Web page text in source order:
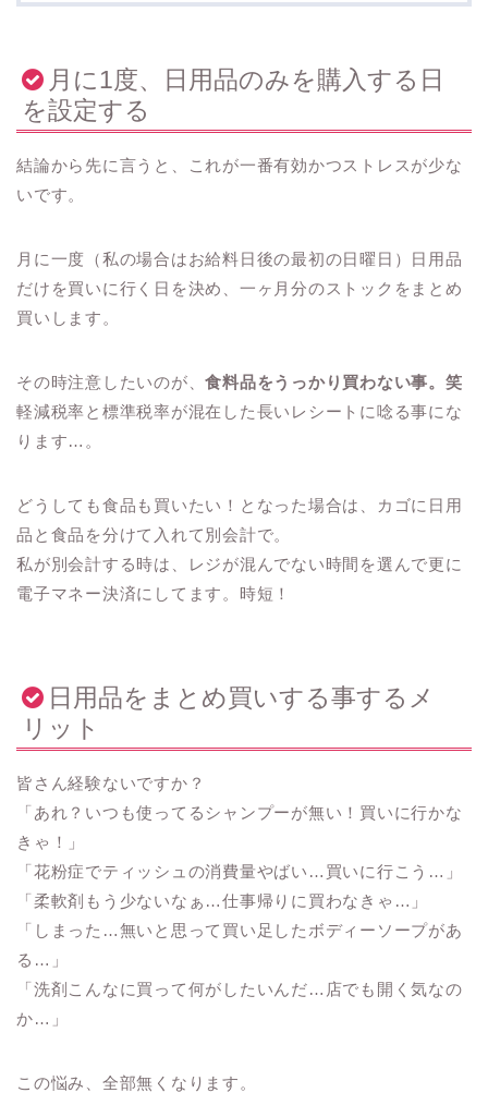
月に1度、日用品のみを購入する日
を設定する
結論から先に言うと、これが一番有効かつストレスが少な
いです。
月に一度（私の場合はお給料日後の最初の日曜日）日用品
だけを買いに行く日を決め、一ヶ月分のストックをまとめ
買いします。
その時注意したいのが、食料品をうっかり買わない事。笑
軽減税率と標準税率が混在した長いレシートに唸る事にな
ります…。
どうしても食品も買いたい！となった場合は、カゴに日用
品と食品を分けて入れて別会計で。
私が別会計する時は、レジが混んでない時間を選んで更に
電子マネー決済にしてます。時短！
日用品をまとめ買いする事するメ
リット
皆さん経験ないですか？
「あれ？いつも使ってるシャンプーが無い！買いに行かな
きゃ！」
「花粉症でティッシュの消費量やばい…買いに行こう…」
「柔軟剤もう少ないなぁ…仕事帰りに買わなきゃ…」
「しまった…無いと思って買い足したボディーソープがあ
る…」
「洗剤こんなに買って何がしたいんだ…店でも開く気なの
か…」
この悩み、全部無くなります。